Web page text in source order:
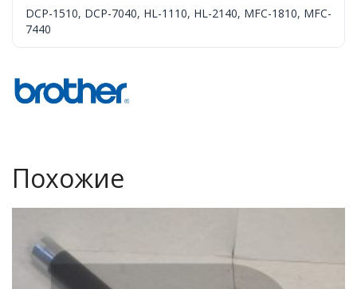
DCP-1510, DCP-7040, HL-1110, HL-2140, MFC-1810, MFC-
7440
Похожие